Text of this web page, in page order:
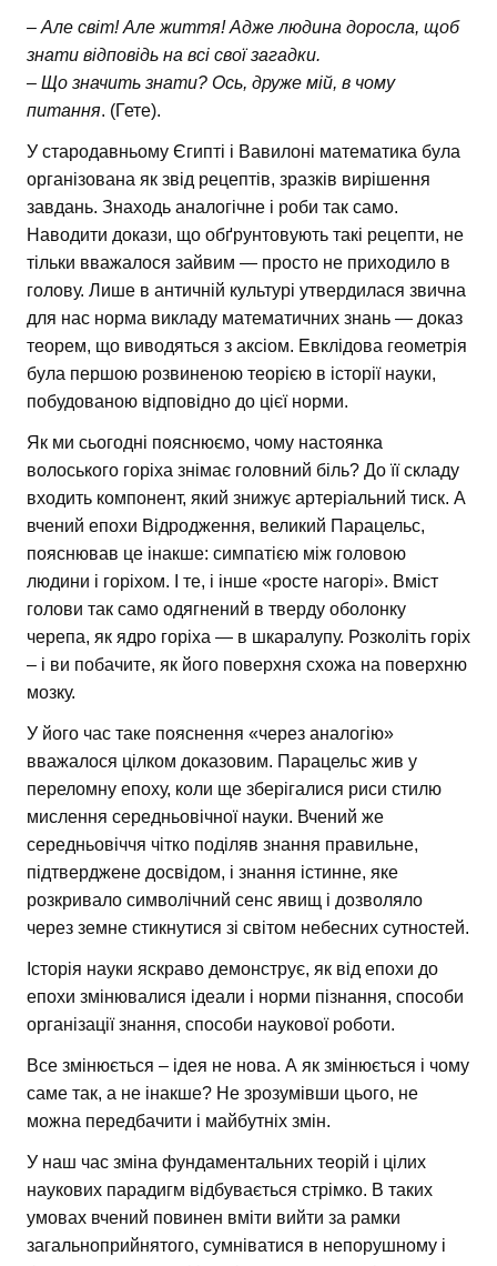
– Але світ! Але життя! Адже людина доросла, щоб
знати відповідь на всі свої загадки.
– Що значить знати? Ось, друже мій, в чому
питання. (Гете).
У стародавньому Єгипті і Вавилоні математика була
організована як звід рецептів, зразків вирішення
завдань. Знаходь аналогічне і роби так само.
Наводити докази, що обґрунтовують такі рецепти, не
тільки вважалося зайвим — просто не приходило в
голову. Лише в античній культурі утвердилася звична
для нас норма викладу математичних знань — доказ
теорем, що виводяться з аксіом. Евклідова геометрія
була першою розвиненою теорією в історії науки,
побудованою відповідно до цієї норми.
Як ми сьогодні пояснюємо, чому настоянка
волоського горіха знімає головний біль? До її складу
входить компонент, який знижує артеріальний тиск. А
вчений епохи Відродження, великий Парацельс,
пояснював це інакше: симпатією між головою
людини і горіхом. І те, і інше «росте нагорі». Вміст
голови так само одягнений в тверду оболонку
черепа, як ядро горіха — в шкаралупу. Розколіть горіх
– і ви побачите, як його поверхня схожа на поверхню
мозку.
У його час таке пояснення «через аналогію»
вважалося цілком доказовим. Парацельс жив у
переломну епоху, коли ще зберігалися риси стилю
мислення середньовічної науки. Вчений же
середньовіччя чітко поділяв знання правильне,
підтверджене досвідом, і знання істинне, яке
розкривало символічний сенс явищ і дозволяло
через земне стикнутися зі світом небесних сутностей.
Історія науки яскраво демонструє, як від епохи до
епохи змінювалися ідеали і норми пізнання, способи
організації знання, способи наукової роботи.
Все змінюється – ідея не нова. А як змінюється і чому
саме так, а не інакше? Не зрозумівши цього, не
можна передбачити і майбутніх змін.
У наш час зміна фундаментальних теорій і цілих
наукових парадигм відбувається стрімко. В таких
умовах вчений повинен вміти вийти за рамки
загальноприйнятого, сумніватися в непорушному і